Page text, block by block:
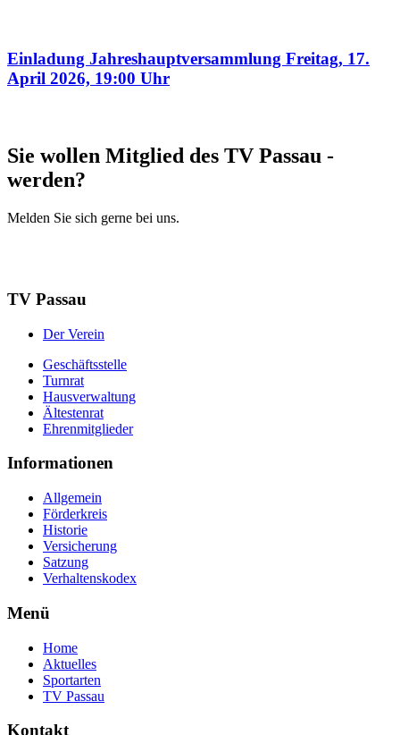
Einladung Jahreshauptversammlung Freitag, 17.
April 2026, 19:00 Uhr
Sie wollen Mitglied des TV Passau ­
werden?
Melden Sie sich gerne bei uns.
TV Passau
Der Verein
Geschäftsstelle
Turnrat
Hausverwaltung
Ältestenrat
Ehrenmitglieder
Informationen
Allgemein
Förderkreis
Historie
Versicherung
Satzung
Verhaltenskodex
Menü
Home
Aktuelles
Sportarten
TV Passau
Kontakt